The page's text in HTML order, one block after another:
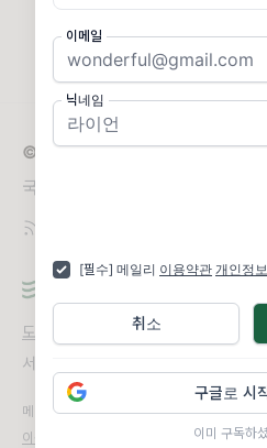
이메일
닉네임
[필수] 메일리 이용약관 개인정
취소
구글로 시
이미 구독하
나는 소식으로
© 2026 인디앤임팩트 미디어
국내외 독립미디어 동향과 의제
도움말
오류 및 기능 관련 제보
서비스 이용 문의
메일리 사업자 정보
이용약관
정기결제 이